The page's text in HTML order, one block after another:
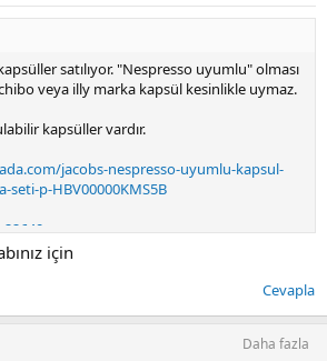
satılıyor. "Nespresso uyumlu" olması
veya illy marka kapsül kesinlikle uymaz.
kapsüller vardır.
jacobs-nespresso-uyumlu-kapsul-
seti-p-HBV00000KMS5B
için
Cevapla
Daha fazla